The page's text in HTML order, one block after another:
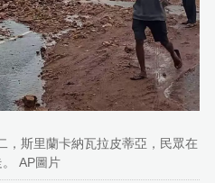
，斯里蘭卡納瓦拉皮蒂亞，民眾在
AP圖片